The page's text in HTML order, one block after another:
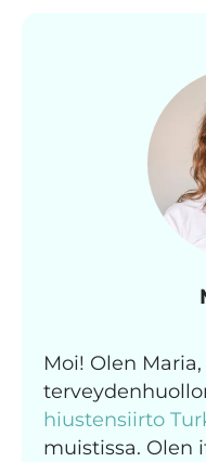
Moi! Olen
hiustensiirto
muistissa. Olen